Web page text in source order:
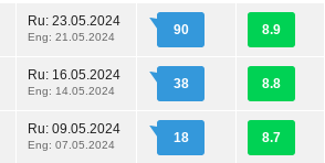
Ru: 23.05.2024
Eng: 21.05.2024 90 8.9
Ru: 16.05.2024
Eng: 14.05.2024 38 8.8
Ru: 09.05.2024
Eng: 07.05.2024 18 8.7